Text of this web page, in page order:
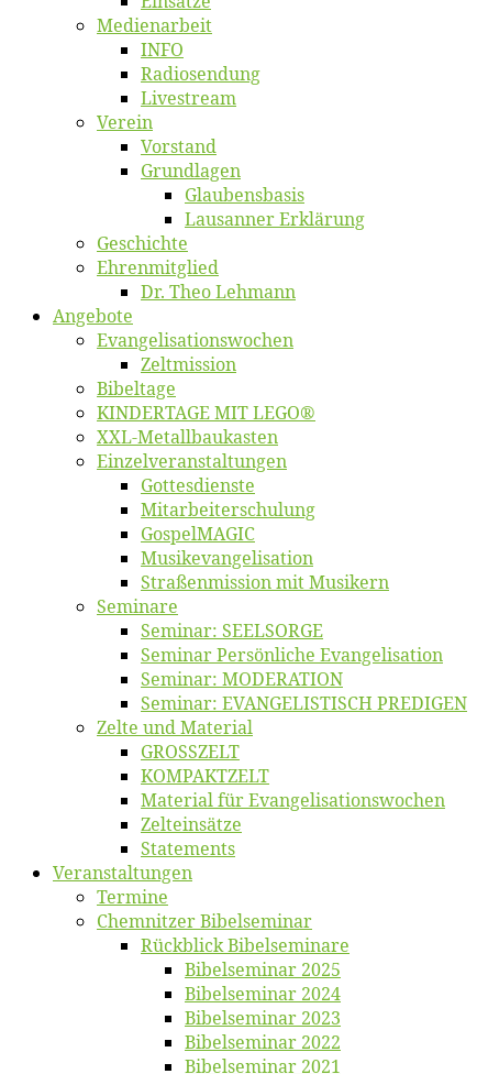
Me­di­en­ar­beit
INFO
Ra­dio­sen­dung
Live­stream
Ver­ein
Vor­stand
Grund­la­gen
Glaubens­ba­sis
Lausan­ner Erklärung
Ge­schich­te
Eh­ren­mit­glied
Dr. Theo Lehmann
An­ge­bo­te
Evangelisa­tions­wo­chen
Zelt­mis­si­on
Bi­bel­ta­ge
KINDERTAGE MIT LEGO®
XXL-Me­­tal­l­­bau­­kas­­ten
Einzelver­an­stal­tungen
Got­tes­diens­te
Mitarbeiter­schulung
Gos­pel­MA­GIC
Musikevan­ge­li­sa­tion
Straßenmis­sion mit Musikern
Se­mi­na­re
Se­mi­nar: SEELSORGE
Se­mi­nar Per­sön­li­che Evangelisation
Se­mi­nar: MODERATION
Se­mi­nar: EVANGELISTISCH PREDIGEN
Zel­te und Material
GROSSZELT
KOMPAKTZELT
Ma­te­ri­al für Evangelisationswochen
Zelt­ein­sät­ze
State­ments
Ver­an­stal­tun­gen
Ter­mi­ne
Chemnit­zer Bibelseminar
Rück­blick Bibelseminare
Bi­bel­se­mi­nar 2025
Bi­bel­se­mi­nar 2024
Bi­bel­se­mi­nar 2023
Bi­bel­se­mi­nar 2022
Bi­bel­se­mi­nar 2021